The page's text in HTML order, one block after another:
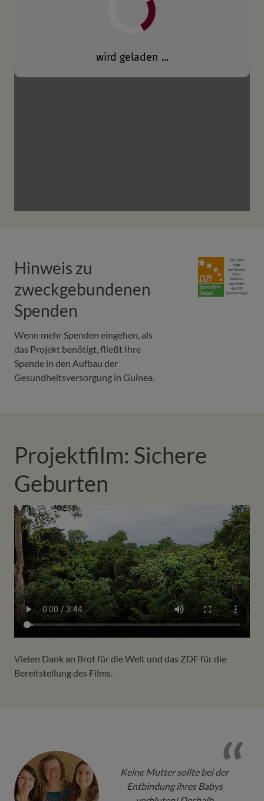
Hinweis zu
zweckgebundenen
Spenden
Wenn mehr Spenden eingehen, als
das Projekt benötigt, fließt Ihre
Spende in den Aufbau der
Gesundheitsversorgung in Guinea.
Projektfilm: Sichere
Geburten
Vielen Dank an Brot für die Welt und das ZDF für die
Bereitstellung des Films.
Keine Mutter sollte bei der
Entbindung ihres Babys